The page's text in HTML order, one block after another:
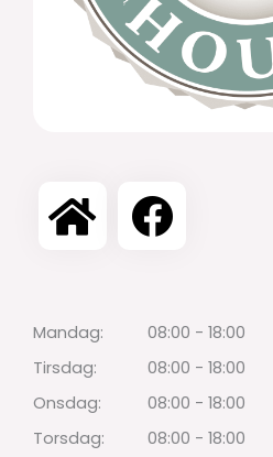
Mandag:
08:00 - 18:00
Tirsdag:
08:00 - 18:00
Onsdag:
08:00 - 18:00
Torsdag:
08:00 - 18:00